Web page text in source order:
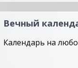
Вечный
Календарь на